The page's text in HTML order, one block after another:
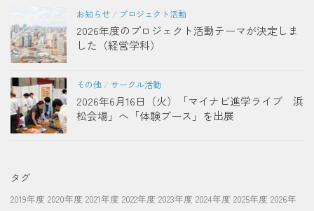
お知らせ / プロジェクト活動
2026年度のプロジェクト活動テーマが決定しま
した（経営学科）
その他 / サークル活動
2026年6月16日（火）「マイナビ進学ライブ 浜
松会場」へ「体験ブース」を出展
タグ
2019年度 2020年度 2021年度 2022年度 2023年度 2024年度 2025年度 2026年